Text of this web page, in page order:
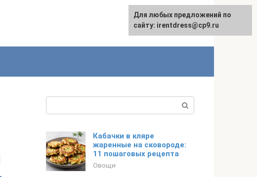
Кабачки в кляре
жаренные на сковороде:
11 пошаговых рецепта
Овощи
Для любых предложений по
сайту: irentdress@cp9.ru